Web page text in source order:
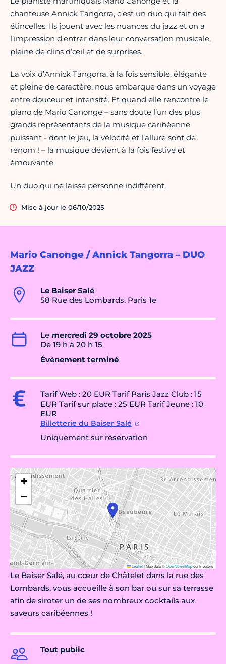
Mario Canonge / Annick Tangorra – DUO
JAZZ
Le Baiser Salé
58 Rue des Lombards, Paris 1e
Le mercredi 29 octobre 2025
De 19 h à 20 h 15
Évènement terminé
Tarif Web : 20 EUR Tarif Paris Jazz Club : 15
EUR Tarif sur place : 25 EUR Tarif Jeune : 10
EUR
Billetterie du Baiser Salé
Uniquement sur réservation
+
−
Leaflet|Map data ©OpenStreetMapcontributors
Le Baiser Salé, au cœur de Châtelet dans la rue des
Lombards, vous accueille à son bar ou sur sa terrasse
afin de siroter un de ses nombreux cocktails aux
saveurs caribéennes !
Tout public
chanteuse Annick Tangorra, c’est un duo qui fait des
étincelles. Ils jouent avec les nuances du jazz et on a
l’impression d’entrer dans leur conversation musicale,
pleine de clins d’œil et de surprises.
La voix d’Annick Tangorra, à la fois sensible, élégante
et pleine de caractère, nous embarque dans un voyage
entre douceur et intensité. Et quand elle rencontre le
piano de Mario Canonge – sans doute l’un des plus
grands représentants de la musique caribéenne
puissant - dont le jeu, la vélocité et l’allure sont de
renom ! – la musique devient à la fois festive et
émouvante
Un duo qui ne laisse personne indifférent.
Mise à jour le 06/10/2025